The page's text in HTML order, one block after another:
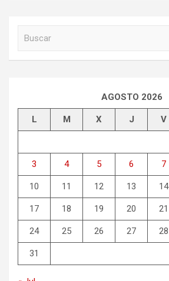
AGOSTO 2026
L M X J V
3 4 5 6 7
10 11 12 13 14
17 18 19 20 21
24 25 26 27 28
31